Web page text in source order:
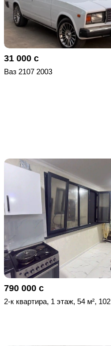
31 000 с
Ваз 2107 2003
790 000 с
2-к квартира, 1 этаж, 54 м², 102